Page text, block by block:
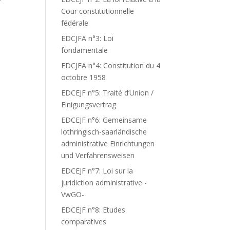
Cour constitutionnelle
fédérale
EDCJFA n°3: Loi
fondamentale
EDCJFA n°4: Constitution du 4
octobre 1958
EDCEJF n°5: Traité d’Union /
Einigungsvertrag
EDCEJF n°6: Gemeinsame
lothringisch-saarländische
administrative Einrichtungen
und Verfahrensweisen
EDCEJF n°7: Loi sur la
juridiction administrative -
VwGO-
EDCEJF n°8: Etudes
comparatives